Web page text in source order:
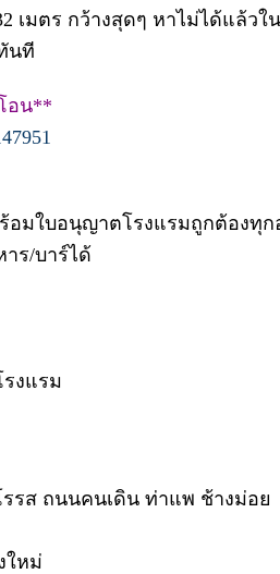
เมตร กว้างสุดๆ หาไม่ได้แล้วใ
นที
อน**
ร้อมใบอนุญาตโรงแรมถูกต้องทุก
ร/บาร์ได้
งแรม
รรส ถนนคนเดิน ท่าแพ ช้างม่อย
ใหม่